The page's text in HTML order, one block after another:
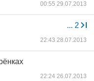
00:55 29.07.2013
... 2
22:43 28.07.2013
22:24 26.07.2013